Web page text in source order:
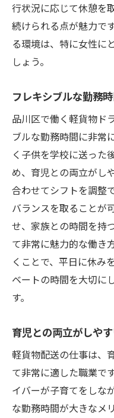
行状況に応じて休憩を
続けられる点が魅力で
る環境は、特に女性に
しょう。
フレキシブルな勤務
品川区で働く軽貨物ド
ブルな勤務時間に非常
く子供を学校に送った
め、育児との両立がし
合わせてシフトを調整
バランスを取ることが
せ、家族との時間を持
て非常に魅力的な働き
くことで、平日に休み
ベートの時間を大切に
す。
育児との両立がしや
軽貨物配送の仕事は、
て非常に適した職業で
イバーが子育てをしな
な勤務時間が大きなメ